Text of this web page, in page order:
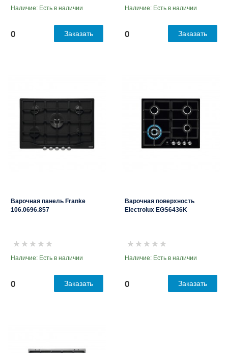
Наличие: Есть в наличии
0 Заказать
Наличие: Есть в наличии
0 Заказать
Варочная панель Franke
106.0696.857
Наличие: Есть в наличии
0 Заказать
Варочная поверхность
Electrolux EGS6436K
Наличие: Есть в наличии
0 Заказать